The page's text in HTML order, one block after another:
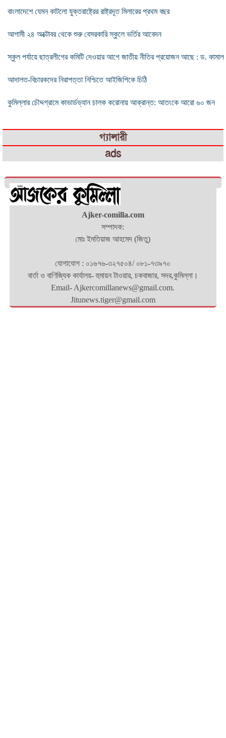
বাংলাদেশে যেমন কাটলো যুক্তরাষ্ট্রের রাষ্ট্রদূত মিলারের প্রথম বছর
আগামী ২৪ অক্টোবর থেকে শুরু বেসরকারি স্কুলে ভর্তির আবেদন
স্কুল পর্যায়ে ছাত্রলীগের কমিটি দেওয়ার আগে জাতীয় নীতির প্রয়োজন আছে : ড. কামাল
আদালত-বিচারকদের নিরাপত্তা নিশ্চিতে আইজিপিকে চিঠি
কুমিল্লার চৌদ্দগ্রামে কাভার্ডভ্যান চালক করোনায় আক্রান্ত: আতংকে আরো ৬০ জন
গ্যালারী
ads
Ajker-comilla.com
সম্পাদক:
মোঃ ইমতিয়াজ আহমেদ (জিতু)
যোগাযোগ : ০১৬৭৬-৩২৭৫০৪/ ০৮১-৭৩৯৭০
বার্তা ও বাণিজ্যিক কার্যালয়- হুমায়ন টাওয়ার, চকবাজার, সদর,কুমিল্লা।
Email- Ajkercomillanews@gmail.com.
Jitunews.tiger@gmail.com